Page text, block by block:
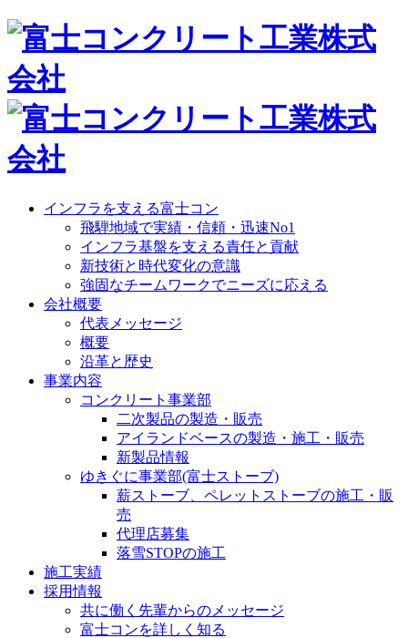
インフラを支える富士コン
飛騨地域で実績・信頼・迅速No1
インフラ基盤を支える責任と貢献
新技術と時代変化の意識
強固なチームワークでニーズに応える
会社概要
代表メッセージ
概要
沿革と歴史
事業内容
コンクリート事業部
二次製品の製造・販売
アイランドベースの製造・施工・販売
新製品情報
ゆきぐに事業部(富士ストーブ)
薪ストーブ、ペレットストーブの施工・販
売
代理店募集
落雪STOPの施工
施工実績
採用情報
共に働く先輩からのメッセージ
富士コンを詳しく知る